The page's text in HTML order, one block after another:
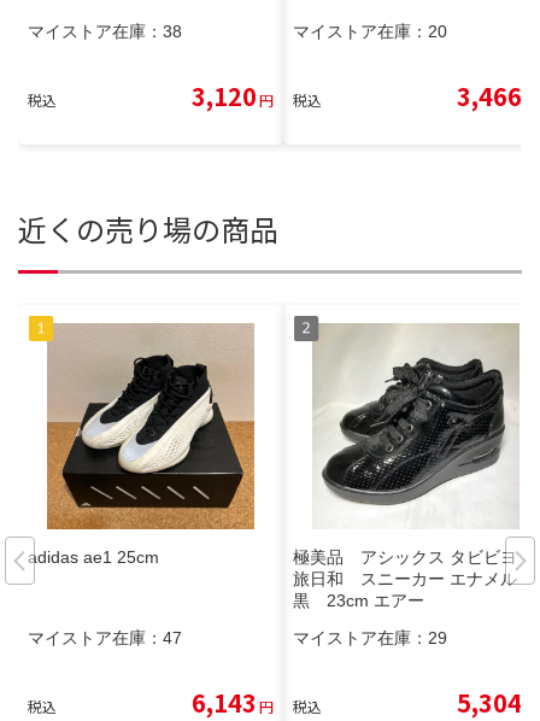
マイストア在庫： 38
税込 3,120円
マイストア在庫： 20
税込 3,466
近くの売り場の商品
adidas ae1 25cm
マイストア在庫： 47
税込 6,143 円
極美品 アシックス タビビヨリ
旅日和 スニーカー エナメル
黒 23cm エアー
マイストア在庫： 29
税込 5,304